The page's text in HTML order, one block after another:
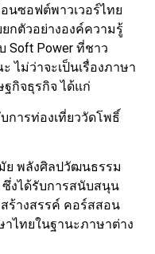
นซอฟต์พาวเวอร์ไทย
กตัวอย่างองค์ความรู้
Soft Power ที่ชาว
ไม่ว่าจะเป็นเรื่องภาษา
กิจธุรกิจ ได้แก่
ารท่องเที่ยววัดโพธิ์
ย พลังศิลปวัฒนธรรม
งได้รับการสนับสนุน
ร้างสรรค์ คอร์สสอน
ไทยในฐานะภาษาต่าง